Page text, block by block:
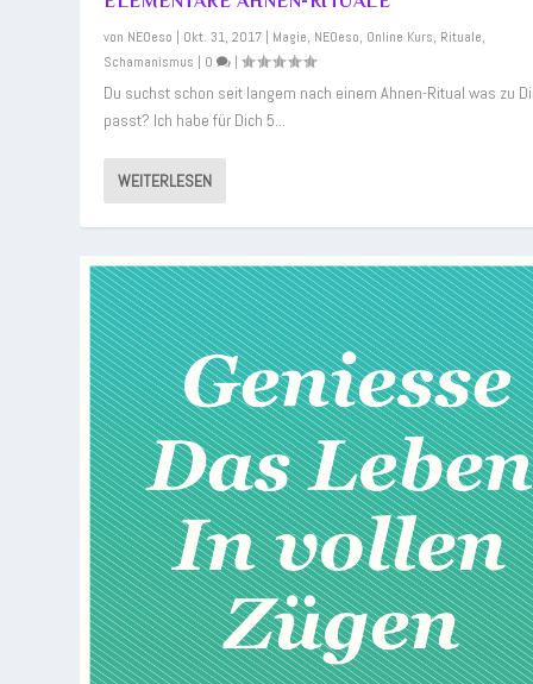
von NEOeso | Okt. 31, 2017 | Magie, NEOeso, Online Kurs, Rituale,
Schamanismus | 0 |
Du suchst schon seit langem nach einem Ahnen-Ritual was zu
passt? Ich habe für Dich 5...
WEITERLESEN